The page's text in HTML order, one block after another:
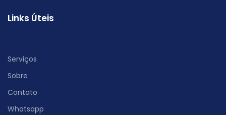
Links Úteis
Serviços
Sobre
Contato
Whatsapp